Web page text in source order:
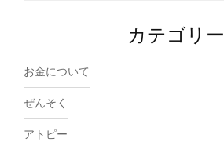
カテゴリー
お金について
ぜんそく
アトピー